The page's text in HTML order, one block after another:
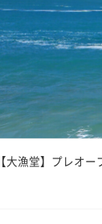
【大漁堂】プレオ